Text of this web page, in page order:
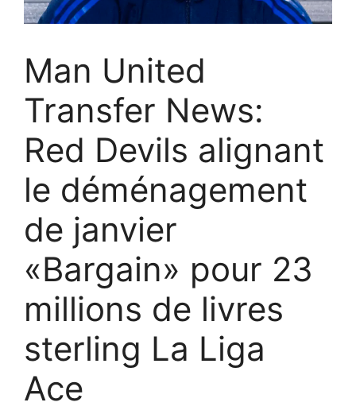
Man United
Transfer News:
Red Devils alignant
le déménagement
de janvier
«Bargain» pour 23
millions de livres
sterling La Liga
Ace